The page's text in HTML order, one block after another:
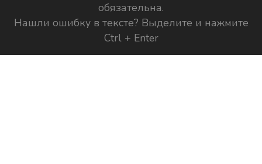
обязательна.
Нашли ошибку в тексте? Выделите и нажмите
Ctrl + Enter